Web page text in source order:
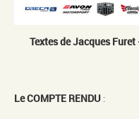
Textes de Jacques
Le COMPTE RENDU :